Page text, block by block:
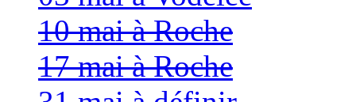
10 mai à Roche
17 mai à Roche